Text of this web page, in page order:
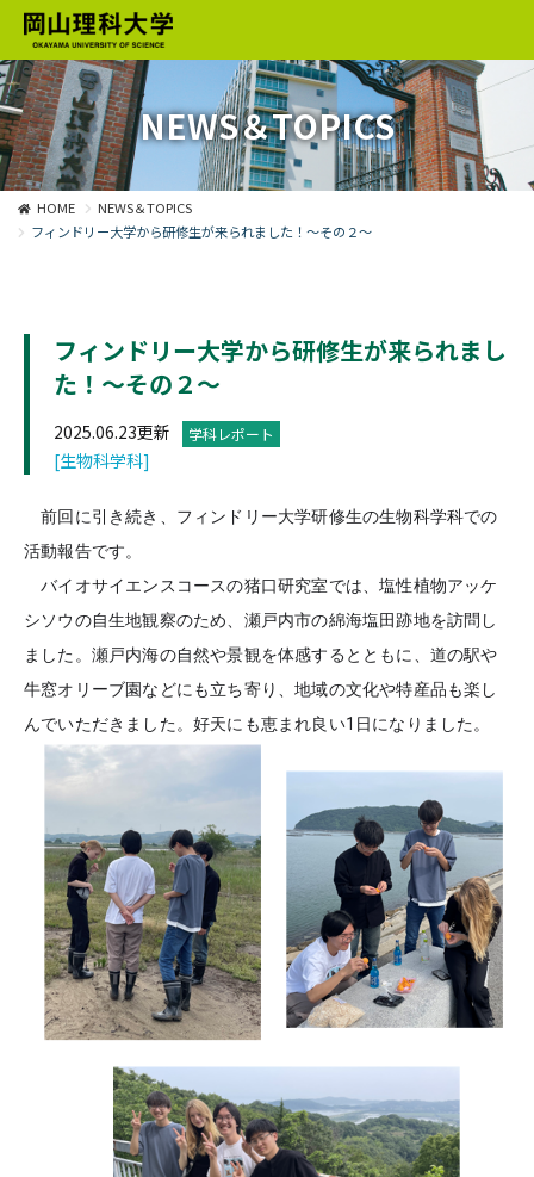
NEWS＆TOPICS
HOME
NEWS＆TOPICS
フィンドリー大学から研修生が来られました！～その２～
フィンドリー大学から研修生が来られまし
た！～その２～
2025.06.23更新 学科レポート
[生物科学科]
前回に引き続き、フィンドリー大学研修生の生物科学科での
活動報告です。
バイオサイエンスコースの猪口研究室では、塩性植物アッケ
シソウの自生地観察のため、瀬戸内市の綿海塩田跡地を訪問し
ました。瀬戸内海の自然や景観を体感するとともに、道の駅や
牛窓オリーブ園などにも立ち寄り、地域の文化や特産品も楽し
んでいただきました。好天にも恵まれ良い1日になりました。